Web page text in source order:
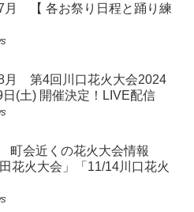
月 【 各お祭り日程と踊り練
月 第4回川口花火大会2024
日(土) 開催決定！LIVE配信
町会近くの花火大会情報
田花火大会」「11/14川口花火